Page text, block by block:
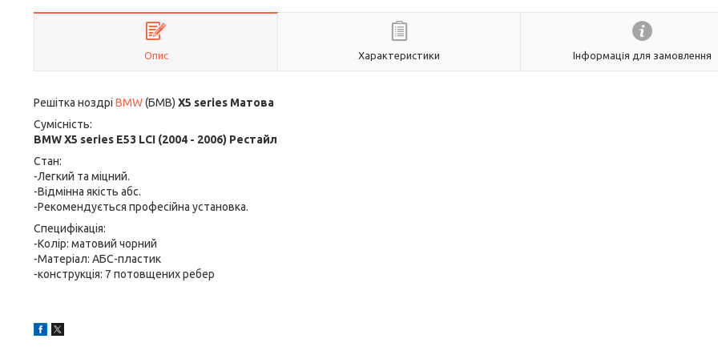
Опис Характеристики Інформація для замовлення
Решітка ноздрі BMW(БМВ) X5 series Матова
Сумісність:
BMW X5 series E53 LCI (2004 - 2006) Рестайл
Стан:
-Легкий та міцний.
-Відмінна якість абс.
-Рекомендується професійна установка.
Специфікація:
-Колір: матовий чорний
-Матеріал: АБС-пластик
-конструкція: 7 потовщених ребер